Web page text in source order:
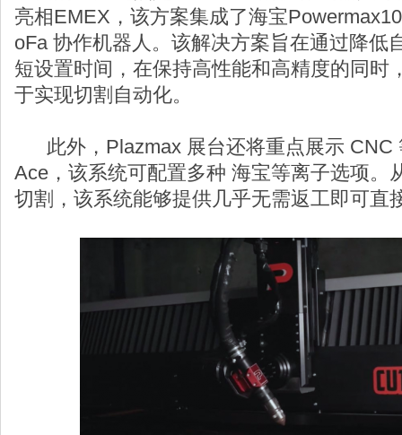
亮相EMEX，该方案集成了海宝
oFa 协作机器人。该解决方案旨在通过降低
短设置时间，在保持高性能和高精度的同时
于实现切割自动化。
此外，Plazmax 展台还将重点展示 CNC
Ace，该系统可配置多种 海宝等离子选项。
切割，该系统能够提供几乎无需返工即可直